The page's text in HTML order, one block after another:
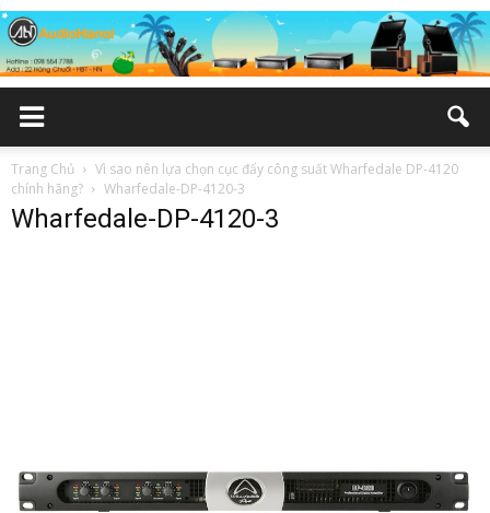
Trang Chủ
Vì sao nên lựa chọn cục đẩy công suất Wharfedale DP-4120
chính hãng?
Wharfedale-DP-4120-3
Wharfedale-DP-4120-3